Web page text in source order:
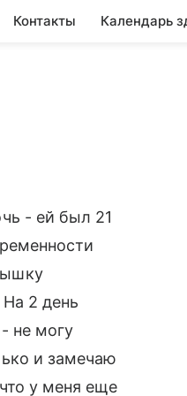
Контакты Календарь
- ей был 21
2 день
не могу
и замечаю
у меня еще